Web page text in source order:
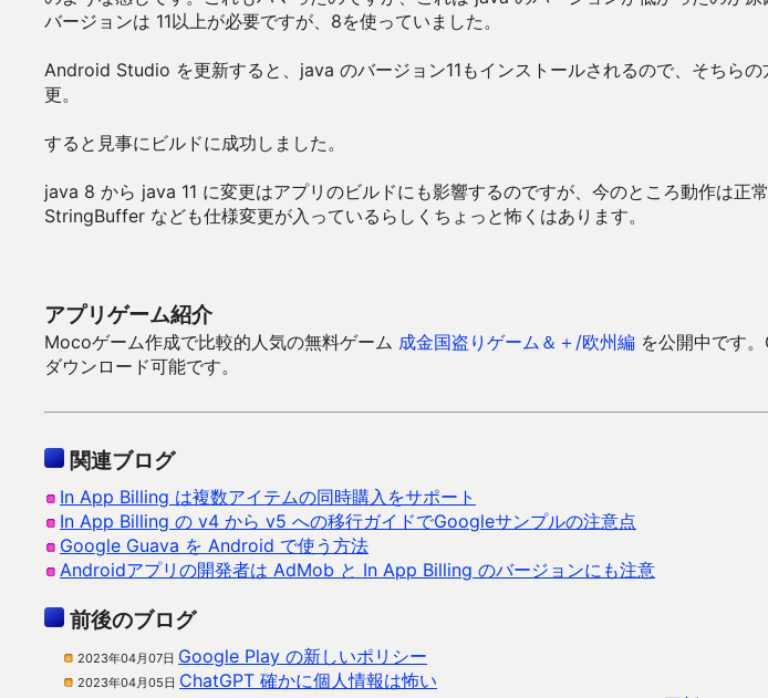
バージョンは 11以上が必要ですが、8を使っていました。
Android Studio を更新すると、java のバージョン11もインストールされるので、そちら
更。
すると見事にビルドに成功しました。
java 8 から java 11 に変更はアプリのビルドにも影響するのですが、今のところ動作は正
StringBuffer なども仕様変更が入っているらしくちょっと怖くはあります。
アプリゲーム紹介
Mocoゲーム作成で比較的人気の無料ゲーム 成金国盗りゲーム＆＋/欧州編 を公開中です
ダウンロード可能です。
関連ブログ
In App Billing は複数アイテムの同時購入をサポート
In App Billing の v4 から v5 への移行ガイドでGoogleサンプルの注意点
Google Guava を Android で使う方法
Androidアプリの開発者は AdMob と In App Billing のバージョンにも注意
前後のブログ
2023年04月07日 Google Play の新しいポリシー
2023年04月05日 ChatGPT 確かに個人情報は怖い